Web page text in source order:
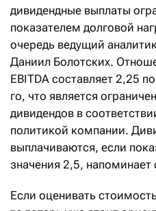
дивидендные выплаты
показателем долговой
очередь ведущий
Даниил Болотских.
EBITDA составляет 2,25
го, что является
дивидендов в
политикой компании.
выплачиваются, если
значения 2,5, напоминает
Если оценивать